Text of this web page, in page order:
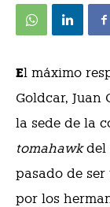
El máximo
Goldcar, Juan
la sede de la
tomahawkdel
pasado de
por los